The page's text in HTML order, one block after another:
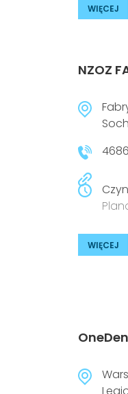
WIĘCEJ
NZOZ
WIĘCEJ